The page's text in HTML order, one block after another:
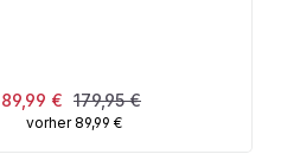
Verkaufspreis:
89,99 € Regulärer Preis:
179,95 €
vorher 89,99 €